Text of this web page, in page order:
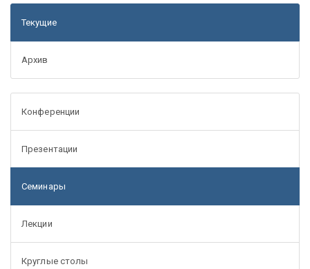
Текущие
Архив
Конференции
Презентации
Семинары
Лекции
Круглые столы